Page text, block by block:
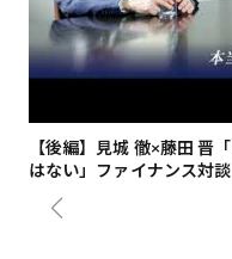
【後編】見城 徹×藤田 晋
はない」ファイナンス対談